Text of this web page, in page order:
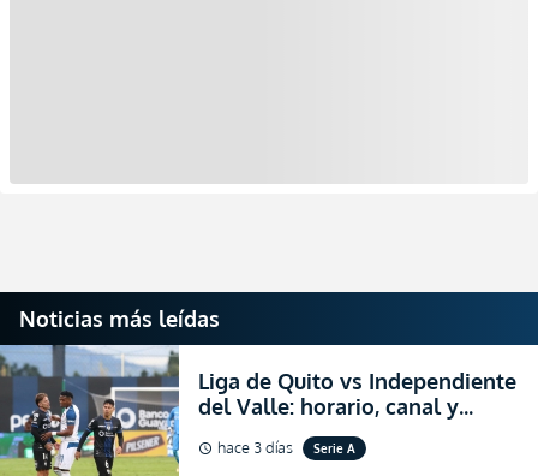
Noticias más leídas
Liga de Quito vs Independiente
del Valle: horario, canal y
dónde ver EN VIVO el
partidazo por la fecha 24 de la
schedule hace 3 días Serie A